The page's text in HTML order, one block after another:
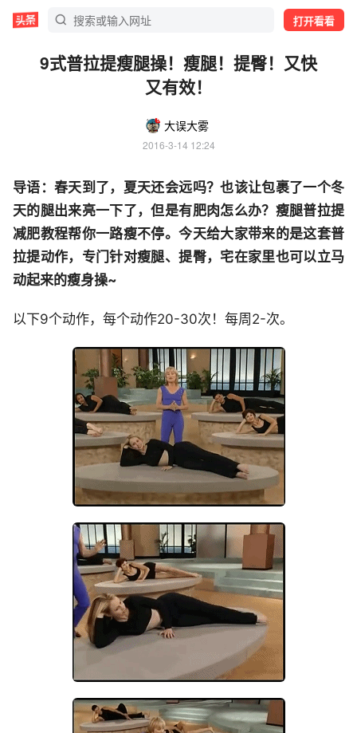
打开看看
9式普拉提瘦腿操！瘦腿！提臀！又快
又有效！
大误大雾
2016-3-14 12:24
导语：春天到了，夏天还会远吗？也该让包裹了一个冬
天的腿出来亮一下了，但是有肥肉怎么办？ 瘦腿普拉提
减肥教程帮你一路瘦不停。今天给大家带来的是这套普
拉提动作，专门针对瘦腿、提臀，宅在家里也可以立马
动起来的瘦身操~
以下9个动作，每个动作20-30次！每周2-次。